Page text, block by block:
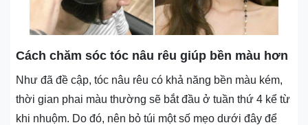
Cách chăm sóc tóc nâu rêu giúp bền màu hơn
Như đã đề cập, tóc nâu rêu có khả năng bền màu kém,
thời gian phai màu thường sẽ bắt đầu ở tuần thứ 4 kể từ
khi nhuộm. Do đó, nên bỏ túi một số mẹo dưới đây để